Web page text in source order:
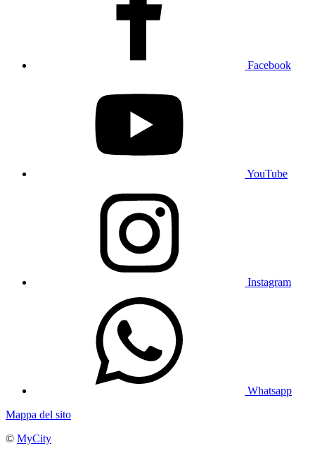
Facebook
YouTube
Instagram
Whatsapp
Mappa del sito
© MyCity